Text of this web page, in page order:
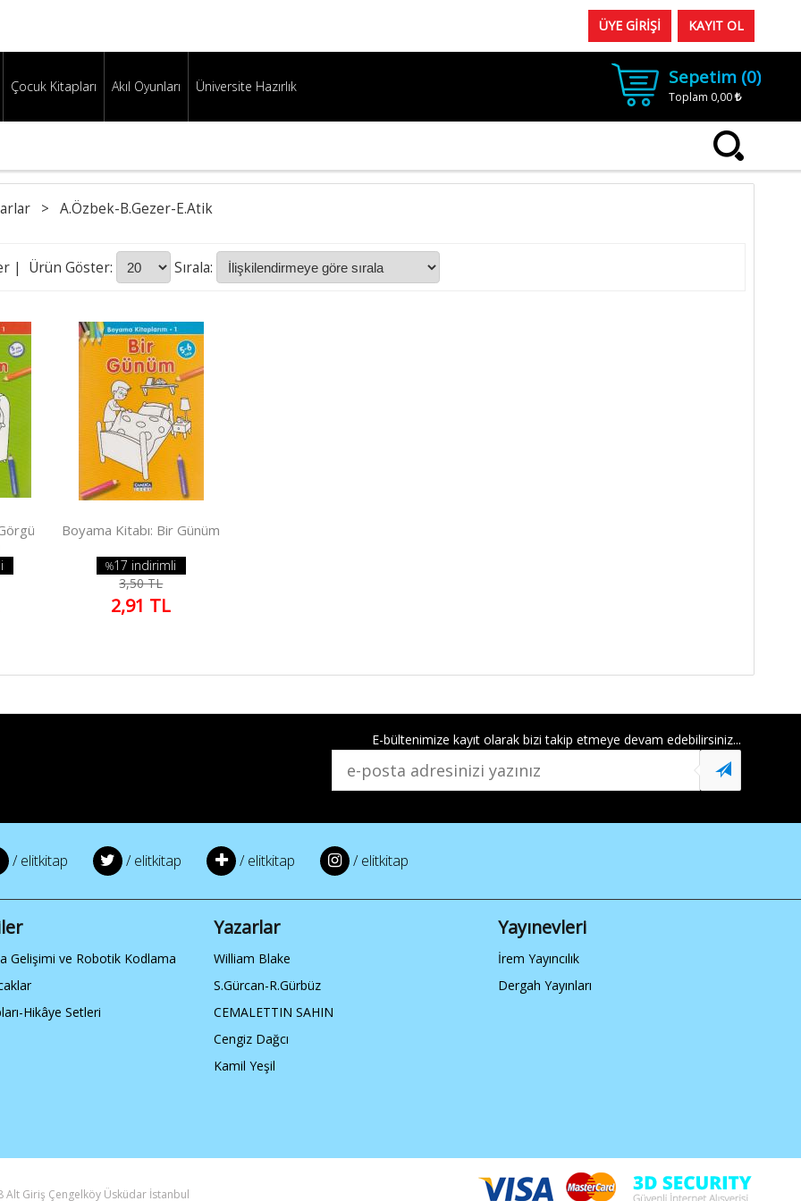
ÜYE GİRİŞİ KAYIT OL
Çocuk Kitapları Akıl Oyunları Üniversite Hazırlık Sepetim (0)
Toplam 0,00
> A.Özbek-B.Gezer-E.Atik
| Ürün Göster: Sırala:
Boyama Kitabı: Bir Günüm
%17 indirimli
3,50 TL
2,91 TL
E-bültenimize kayıt olarak bizi takip etmeye devam edebilirsiniz...
/ elitkitap / elitkitap / elitkitap / elitkitap
Gelişimi ve Robotik Kodlama
Hikâye Setleri
Yazarlar
William Blake
S.Gürcan-R.Gürbüz
CEMALETTIN SAHIN
Cengiz Dağcı
Kamil Yeşil
Yayınevleri
İrem Yayıncılık
Dergah Yayınları
Alt Giriş Çengelköy Üsküdar İstanbul